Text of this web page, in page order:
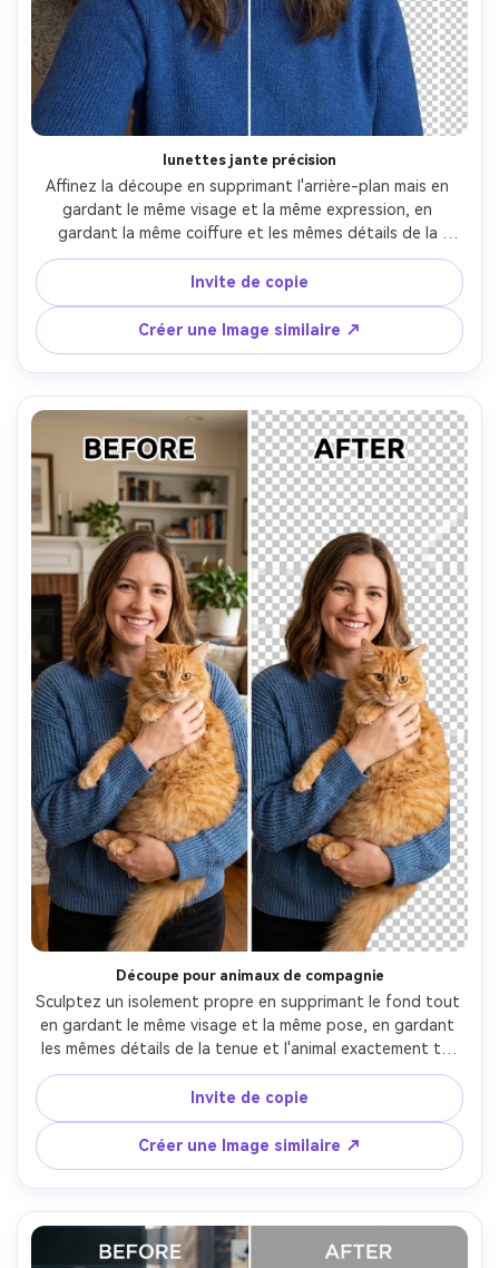
lunettes jante précision
Affinez la découpe en supprimant l'arrière-plan mais en
gardant le même visage et la même expression, en
gardant la même coiffure et les mêmes détails de la
tenue, en préservant l'éclairage et les reflets d'origine, en
protégeant les bords des lunettes, les bords des boucles
d'oreilles et les coutures du col de la chemise- -ar 4:5
Invite de copie
Créer une Image similaire ↗
Découpe pour animaux de compagnie
Sculptez un isolement propre en supprimant le fond tout
en gardant le même visage et la même pose, en gardant
les mêmes détails de la tenue et l'animal exactement tel
qu'il est, en préservant l'éclairage original et la texture de
la fourrure, en protégeant les cheveux volants et les
bords des manches- -ar 4:5
Invite de copie
Créer une Image similaire ↗